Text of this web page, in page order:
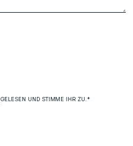
GELESEN UND STIMME IHR ZU.*